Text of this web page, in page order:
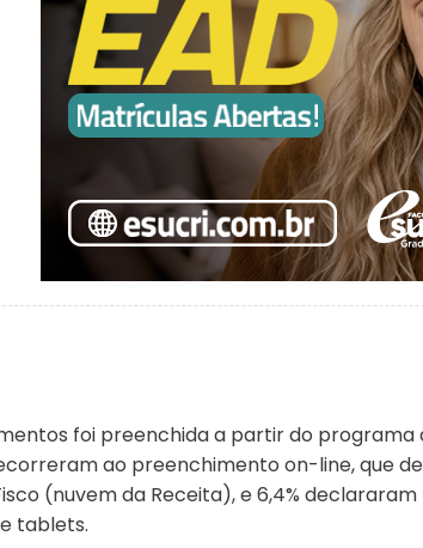
foi preenchida a partir do programa
ao preenchimento on-line, que
(nuvem da Receita), e 6,4%
tablets.